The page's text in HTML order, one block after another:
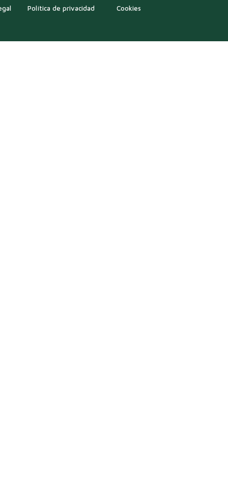
Política de privacidad Cookies